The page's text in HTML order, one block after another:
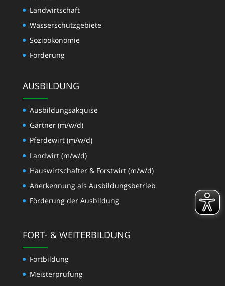
Landwirtschaft
Wasserschutzgebiete
Sozioökonomie
Förderung
AUSBILDUNG
Ausbildungsakquise
Gärtner (m/w/d)
Pferdewirt (m/w/d)
Landwirt (m/w/d)
Hauswirtschafter & Forstwirt (m/w/d)
Anerkennung als Ausbildungsbetrieb
Förderung der Ausbildung
FORT- & WEITERBILDUNG
Fortbildung
Meisterprüfung